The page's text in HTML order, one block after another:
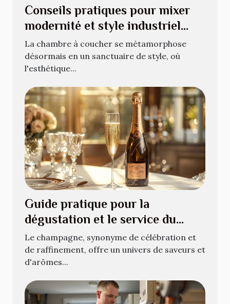
Conseils pratiques pour mixer
modernité et style industriel
dans votre chambre
La chambre à coucher se métamorphose
désormais en un sanctuaire de style, où
l'esthétique...
Guide pratique pour la
dégustation et le service du
champagne
Le champagne, synonyme de célébration et
de raffinement, offre un univers de saveurs et
d'arômes...